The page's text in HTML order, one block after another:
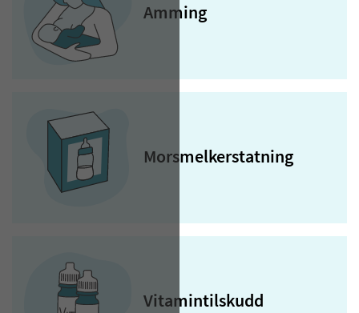
Amming
Morsm­elk­­­erstatning
Vitamintilskudd